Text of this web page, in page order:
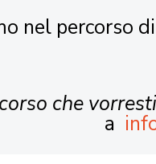
nel percorso di
che
a